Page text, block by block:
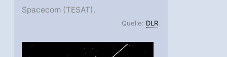
Spacecom (TESAT).
Quelle: DLR.